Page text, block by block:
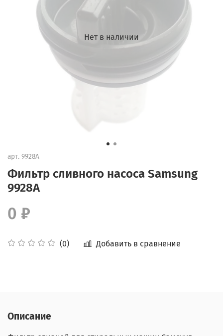
Нет в наличии
арт. 9928A
Фильтр сливного насоса Samsung
9928A
(0) Добавить в сравнение
0 ₽
Описание